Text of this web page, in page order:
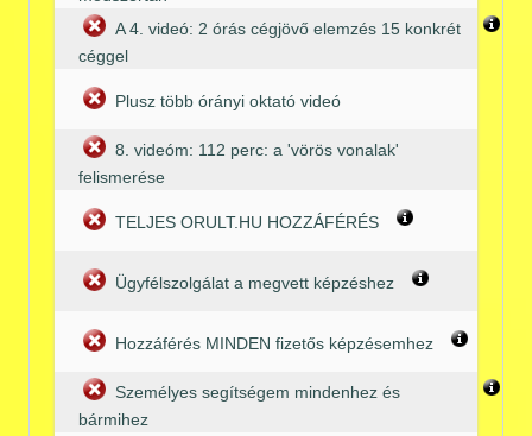
A 4. videó: 2 órás cégjövő elemzés 15 konkrét
céggel
Plusz több órányi oktató videó
8. videóm: 112 perc: a 'vörös vonalak'
felismerése
TELJES ORULT.HU HOZZÁFÉRÉS
Ügyfélszolgálat a megvett képzéshez
Hozzáférés MINDEN fizetős képzésemhez
Személyes segítségem mindenhez és
bármihez